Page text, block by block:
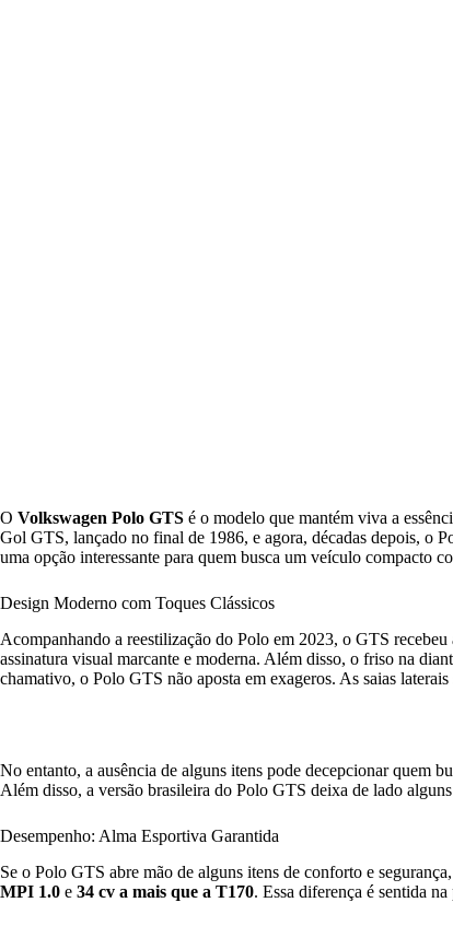
O Volkswagen Polo GTS é o modelo que mantém viva a
Gol GTS, lançado no final de 1986, e agora, décadas depois, o
uma opção interessante para quem busca um veículo compacto
Design Moderno com Toques Clássicos
Acompanhando a reestilização do Polo em 2023, o GTS
assinatura visual marcante e moderna. Além disso, o friso na
chamativo, o Polo GTS não aposta em exageros. As saias
No entanto, a ausência de alguns itens pode decepcionar quem
Além disso, a versão brasileira do Polo GTS deixa de lado
Desempenho: Alma Esportiva Garantida
Se o Polo GTS abre mão de alguns itens de conforto e
MPI 1.0 e 34 cv a mais que a T170. Essa diferença é sentida